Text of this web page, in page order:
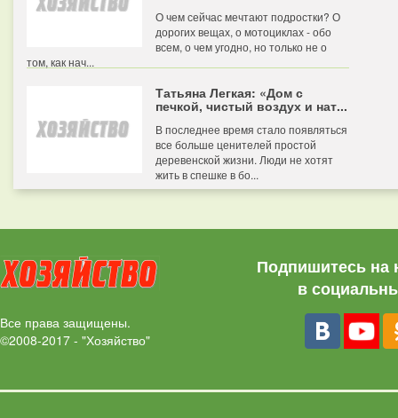
О чем сейчас мечтают подростки? О
дорогих вещах, о мотоциклах - обо
всем, о чем угодно, но только не о
том, как нач...
Татьяна Легкая: «Дом с
печкой, чистый воздух и нат...
В последнее время стало появляться
все больше ценителей простой
деревенской жизни. Люди не хотят
жить в спешке в бо...
Все права защищены.
©2008-2017 - "Хозяйство"
Подпишитесь на
в